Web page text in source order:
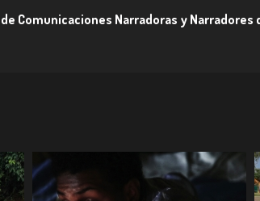
Comunicaciones Narradoras y Narradores